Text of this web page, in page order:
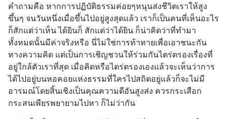
คำถามคือ หากการปฏิบัติธรรมค่อยๆหนุนส่งชีวิตเราให้สูง
ขึ้นๆ จนวันหนึ่งเมื่อขึ้นไปอยู่สูงสุดแล้ว เราก็เป็นคนที่เห็นอะไร
ก็สักแต่ว่าเห็น ได้ยินก็ สักแต่ว่าได้ยิน ก็น่าคิดว่าที่ทำมา
ทั้งหมดนั้นมีค่าจริงหรือ นี่ไม่ใช่การท้าทายเพื่อเอาชนะกัน
ทางความคิด แต่เป็นการเชิญชวนให้ร่วมกันไตร่ตรองเรื่องที่
อยู่ใกล้ตัวเราที่สุด เมื่อคิดหรือไตร่ตรองเองแล้วจะเห็นว่าการ
ได้ไปอยู่บนหอคอยแห่งธรรมที่ใครไปสถิตอยู่แล้วก็จะไม่มี
อารมณ์โดยสิ้นเชิงเป็นคุณความดีอันสูงส่ง ควรกระเสือก
กระสนเพียรพยายามไปหา ก็ไม่ว่ากัน